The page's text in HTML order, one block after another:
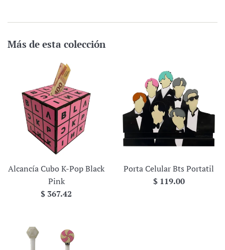
Más de esta colección
Alcancía Cubo K-Pop Black
Pink
Precio
$ 367.42
Porta Celular Bts Portatil
Precio
$ 119.00